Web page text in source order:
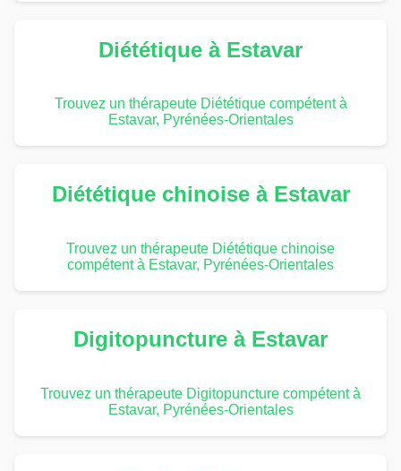
Diététique à Estavar
Trouvez un thérapeute Diététique compétent à
Estavar, Pyrénées-Orientales
Diététique chinoise à Estavar
Trouvez un thérapeute Diététique chinoise
compétent à Estavar, Pyrénées-Orientales
Digitopuncture à Estavar
Trouvez un thérapeute Digitopuncture compétent à
Estavar, Pyrénées-Orientales